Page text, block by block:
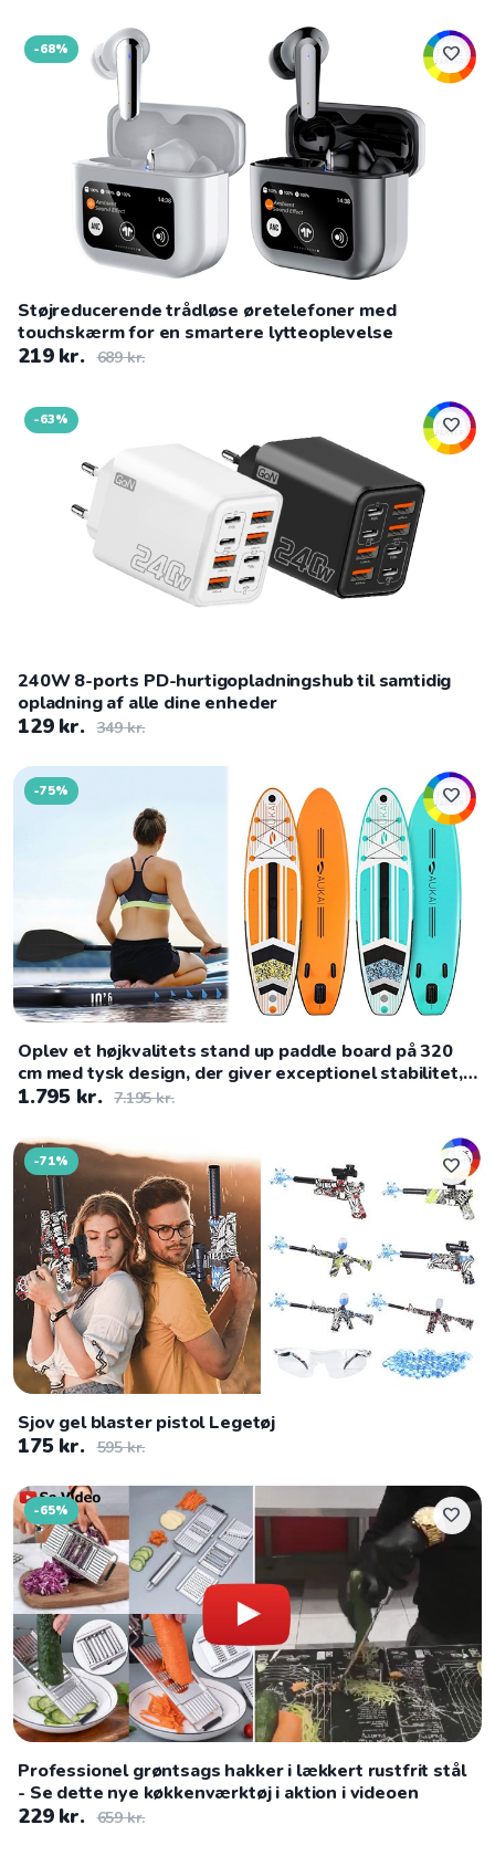
-68% favorite
Støjreducerende trådløse øretelefoner med
touchskærm for en smartere lytteoplevelse
219 kr. 689 kr.
-63% favorite
240W 8-ports PD-hurtigopladningshub til samtidig
opladning af alle dine enheder
129 kr. 349 kr.
-75% favorite
Oplev et højkvalitets stand up paddle board på 320
cm med tysk design, der giver exceptionel stabilitet,
komfort og ydeevne – perfekt til både begyndere og
1.795 kr. 7.195 kr.
-71% favorite
Sjov gel blaster pistol Legetøj
175 kr. 595 kr.
-65% favorite
Professionel grøntsags hakker i lækkert rustfrit stål
- Se dette nye køkkenværktøj i aktion i videoen
229 kr. 659 kr.